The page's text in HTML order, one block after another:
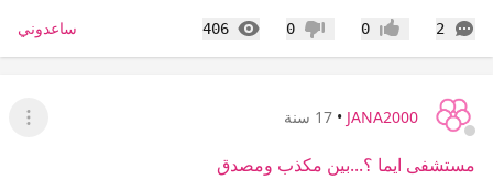
2
التعليقات إعجاب0 عدم إعجاب
0
406
المشاهدات ساعدوني
JANA2000
• 17 سنة
عرض
مستشفى ايما ؟...بين مكذب ومصدق